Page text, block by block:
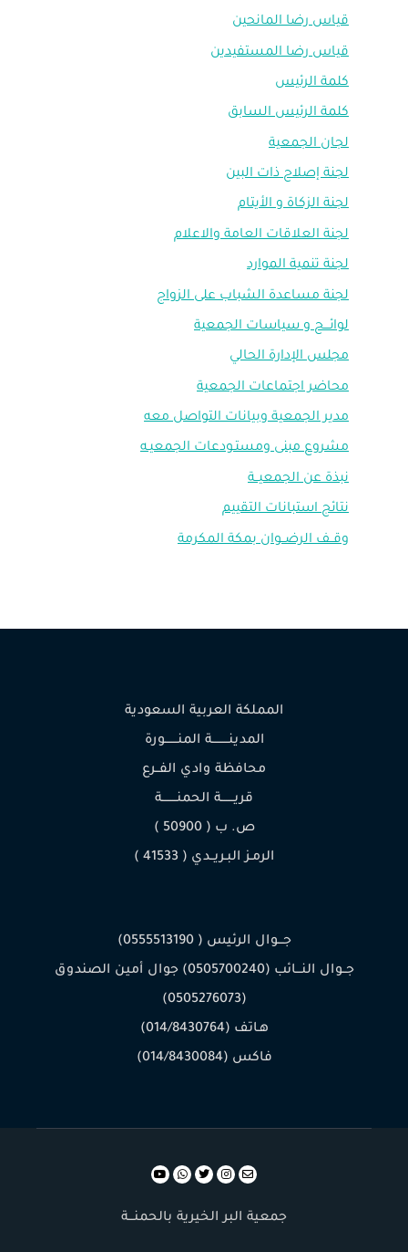
قياس رضا المانحين
قياس رضا المستفيدين
كلمة الرئيس
كلمة الرئيس السابق
لجان الجمعية
لجنة إصلاح ذات البين
لجنة الزكاة و الأيتام
لجنة العلاقات العامة والاعلام
لجنة تنمية الموارد
لجنة مساعدة الشباب على الزواج
لوائـــح و سياسات الجمعية
مجلس الإدارة الحالي
محاضر اجتماعات الجمعية
مدير الجمعية وبيانات التواصل معه
مشروع مبنى ومستـودعات الجمعيـه
نبذة عن الجمعيــة
نتائج استبانات التقييم
وقــف الرضــوان بمكة المكرمة
المملكة العربية السعودية
المدينـــــــــة المنـــــــورة
محافظة وادي الفــرع
قريـــــــة الحمنــــــــة
ص. ب ( 50900 )
الرمـز البـريــدي ( 41533 )
جـــوال الرئيس ( 0555513190)
جــوال النـــائب (0505700240) جوال أمين الصندوق
(0505276073)
هـاتف (014/8430764)
فاكس (014/8430084)
جمعية البر الخيرية بالحمنـــة